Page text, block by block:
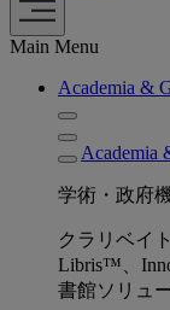
Main Menu
Academia &
Academia
学術・政府
クラリベイ
Libris™、
書館ソリュ